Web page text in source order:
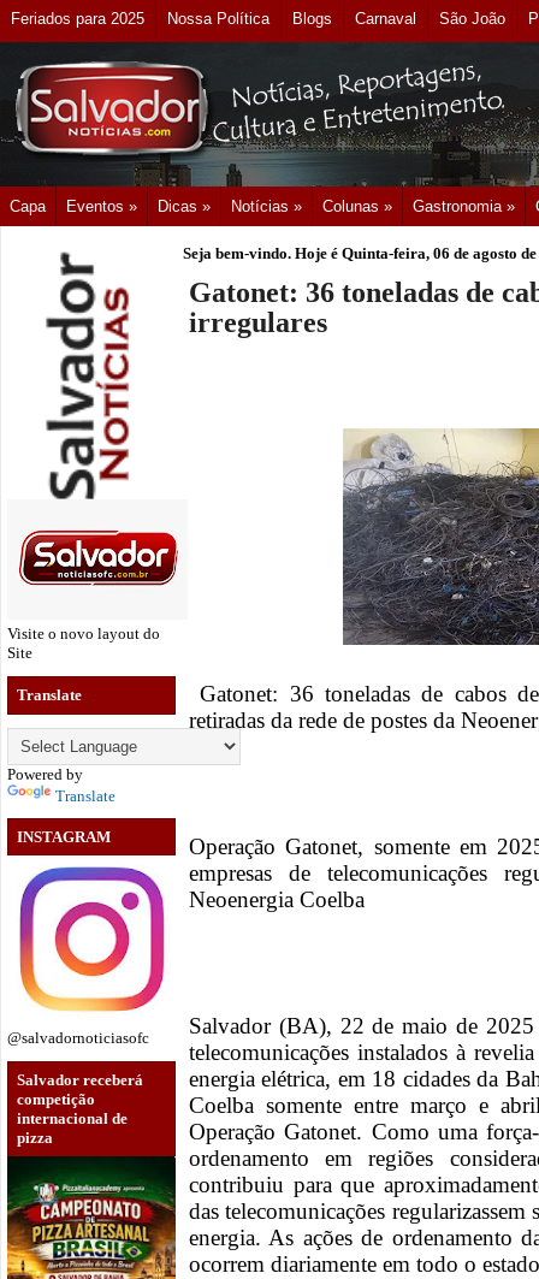
Feriados para 2025 Nossa Política Blogs Carnaval São João
Capa Eventos » Dicas » Notícias » Colunas » Gastronomia »
Visite o novo layout do
Site
Translate
Powered by
Translate
INSTAGRAM
@salvadornoticiasofc
Salvador receberá
competição
internacional de
pizza
Seja bem-vindo. Hoje é Quinta-feira, 06 de agosto
Gatonet: 36 toneladas de
irregulares
Gatonet: 36 toneladas de cabos
retiradas da rede de postes da
Operação Gatonet, somente em
empresas de telecomunicações
Neoenergia Coelba
Salvador (BA), 22 de maio de
telecomunicações instalados à
energia elétrica, em 18 cidades da
Coelba somente entre março e
Operação Gatonet. Como uma
ordenamento em regiões
contribuiu para que
das telecomunicações
energia. As ações de ordenamento
ocorrem diariamente em todo o